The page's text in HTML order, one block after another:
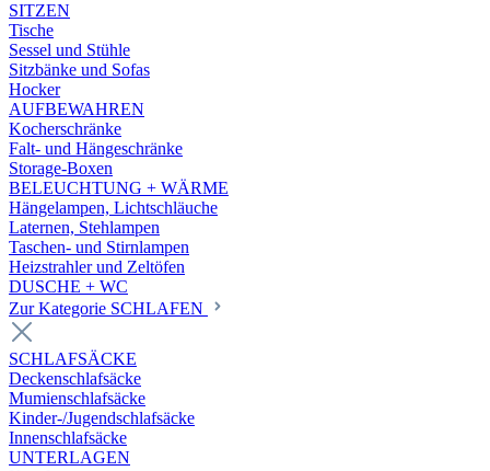
SITZEN
Tische
Sessel und Stühle
Sitzbänke und Sofas
Hocker
AUFBEWAHREN
Kocherschränke
Falt- und Hängeschränke
Storage-Boxen
BELEUCHTUNG + WÄRME
Hängelampen, Lichtschläuche
Laternen, Stehlampen
Taschen- und Stirnlampen
Heizstrahler und Zeltöfen
DUSCHE + WC
Zur Kategorie SCHLAFEN
SCHLAFSÄCKE
Deckenschlafsäcke
Mumienschlafsäcke
Kinder-/Jugendschlafsäcke
Innenschlafsäcke
UNTERLAGEN